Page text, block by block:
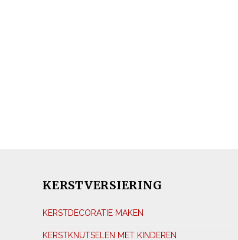
KERSTVERSIERING
KERSTDECORATIE MAKEN
KERSTKNUTSELEN MET KINDEREN